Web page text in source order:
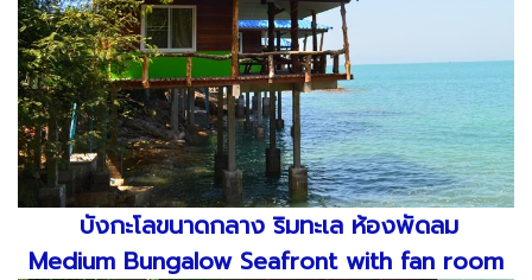
บังกะโลขนาดกลาง ริมทะเล ห้องพัดลม
Medium Bungalow Seafront with fan room